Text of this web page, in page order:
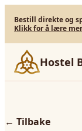
Bestill direkte og
Klikk for å lære mer
Hostel
← Tilbake